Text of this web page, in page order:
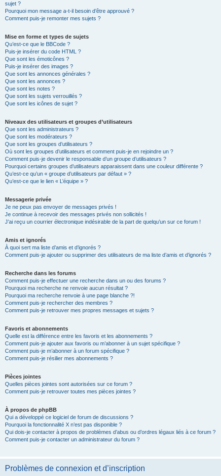
sujet ?
Pourquoi mon message a-t-il besoin d’être approuvé ?
Comment puis-je remonter mes sujets ?
Mise en forme et types de sujets
Qu’est-ce que le BBCode ?
Puis-je insérer du code HTML ?
Que sont les émoticônes ?
Puis-je insérer des images ?
Que sont les annonces générales ?
Que sont les annonces ?
Que sont les notes ?
Que sont les sujets verrouillés ?
Que sont les icônes de sujet ?
Niveaux des utilisateurs et groupes d’utilisateurs
Que sont les administrateurs ?
Que sont les modérateurs ?
Que sont les groupes d’utilisateurs ?
Où sont les groupes d’utilisateurs et comment puis-je en rejoindre un ?
Comment puis-je devenir le responsable d’un groupe d’utilisateurs ?
Pourquoi certains groupes d’utilisateurs apparaissent dans une couleur différente ?
Qu’est-ce qu’un « groupe d’utilisateurs par défaut » ?
Qu’est-ce que le lien « L’équipe » ?
Messagerie privée
Je ne peux pas envoyer de messages privés !
Je continue à recevoir des messages privés non sollicités !
J’ai reçu un courrier électronique indésirable de la part de quelqu’un sur ce forum !
Amis et ignorés
À quoi sert ma liste d’amis et d’ignorés ?
Comment puis-je ajouter ou supprimer des utilisateurs de ma liste d’amis et d’ignorés ?
Recherche dans les forums
Comment puis-je effectuer une recherche dans un ou des forums ?
Pourquoi ma recherche ne renvoie aucun résultat ?
Pourquoi ma recherche renvoie à une page blanche ?!
Comment puis-je rechercher des membres ?
Comment puis-je retrouver mes propres messages et sujets ?
Favoris et abonnements
Quelle est la différence entre les favoris et les abonnements ?
Comment puis-je ajouter aux favoris ou m’abonner à un sujet spécifique ?
Comment puis-je m’abonner à un forum spécifique ?
Comment puis-je résilier mes abonnements ?
Pièces jointes
Quelles pièces jointes sont autorisées sur ce forum ?
Comment puis-je retrouver toutes mes pièces jointes ?
À propos de phpBB
Qui a développé ce logiciel de forum de discussions ?
Pourquoi la fonctionnalité X n’est pas disponible ?
Qui dois-je contacter à propos de problèmes d’abus ou d’ordres légaux liés à ce forum ?
Comment puis-je contacter un administrateur du forum ?
Problèmes de connexion et d’inscription